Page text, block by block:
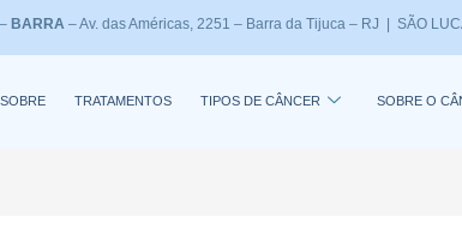
BARRA – Av. das Américas, 2251 – Barra da Tijuca – RJ | SÃO
SOBRE TRATAMENTOS TIPOS DE CÂNCER SOBRE O